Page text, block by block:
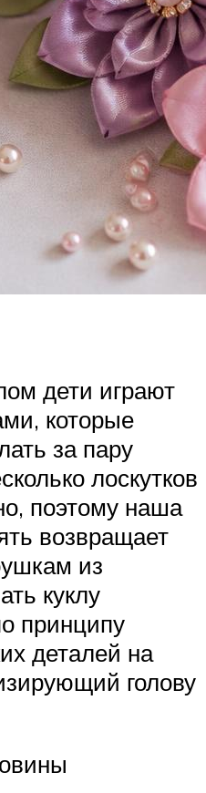
дети играют
которые
за пару
лоскутков
поэтому наша
возвращает
из
куклу
принципу
деталей на
голову